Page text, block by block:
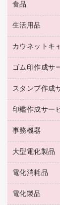
ＨＤＤ／Ｓ
ディスプ
防災用備
台車・脚立
倉庫収納
作業用雑
梱包用品
梱包用テ
園芸用品
ペット用品
緑茶飲料
茶葉・イ
紅茶・バ
レギュラ
ミルク・シ
ソフトド
コーヒー
インスタ
食品
食品
生活用品
浴室用品
台所用洗剤
掃除用品
掃除用洗剤
洗濯用品
消臭・芳
殺虫剤
飲食用消耗
カウネットキ
カウネッ
ゴム印作成サ
ゴム印作
ゴム印（
ゴム印（
スタンプ作成
シヤチハ
カウネッ
印鑑作成サー
印鑑作成サ
事務機器
大型シュ
レーザー
ラミネー
ラミネータ
大型電化製品
冷蔵庫・
テレビ・
電化消耗品
電球・蛍光
電化製品